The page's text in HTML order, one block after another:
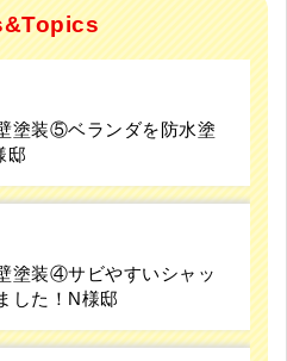
塗装⑤ベランダを防水塗
邸
塗装④サビやすいシャッ
した！N様邸